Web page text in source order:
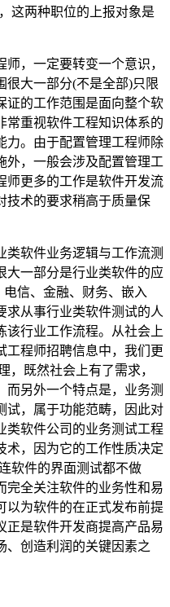
这两种职位的上报对象是
，一定要转变一个意识，
很大一部分(不是全部)只限
证的工作范围是面向整个软
常重视软件工程知识体系的
力。由于配置管理工程师除
外，一般会涉及配置管理工
师更多的工作是软件开发流
技术的要求稍高于质量保
类软件业务逻辑与工作流测
大一部分是行业类软件的应
信、金融、财务、嵌入
从事行业类软件测试的人
该行业工作流程。从社会上
工程师招聘信息中，我们更
，既然社会上有了需求，
而另外一个特点是，业务测
试，属于功能范畴，因此对
类软件公司的业务测试工程
术，因为它的工作性质决定
软件的界面测试都不做
全关注软件的业务性和易
以为软件的在正式发布前提
正是软件开发商提高产品易
、创造利润的关键因素之